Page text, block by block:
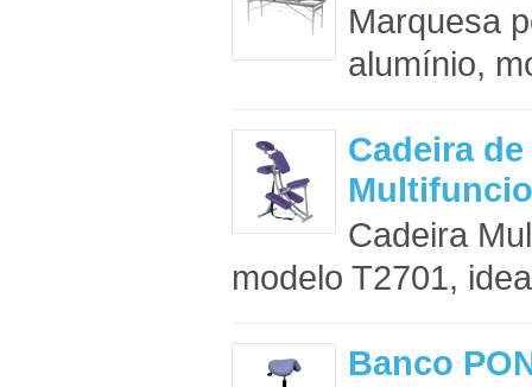
Marquesa
alumínio,
Cadeira
Cadeira
modelo T2701,
Banco